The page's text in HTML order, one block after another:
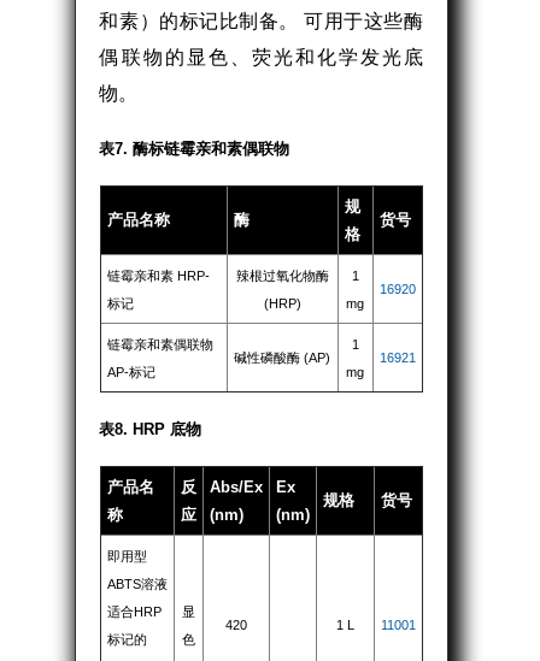
和素）的标记比制备。 可用于这些酶
偶联物的显色、荧光和化学发光底
物。
表7. 酶标链霉亲和素偶联物
产品名称 酶
规
格
货号
链霉亲和素 HRP-
标记
辣根过氧化物酶
(HRP)
1
mg
16920
链霉亲和素偶联物
AP-标记
碱性磷酸酶 (AP)
1
mg
16921
表8. HRP 底物
产品名
称
反
应
Abs/Ex
(nm)
Ex
(nm)
规格 货号
即用型
ABTS溶液
适合HRP
标记的
显
色
420 1 L 11001